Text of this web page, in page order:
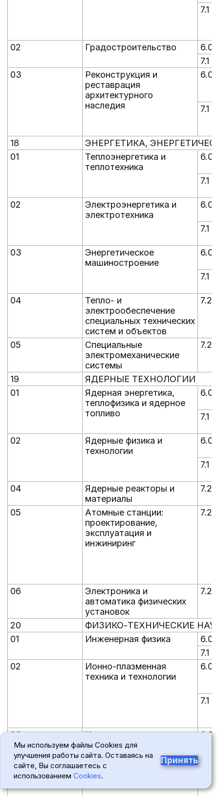
7.1
02 Градостроительство
6.0
7.1
03
Реконструкция и
реставрация
архитектурного
наследия
6.0
7.1
18
ЭНЕРГЕТИКА,
01
Теплоэнергетика и
теплотехника
6.0
7.1
02
Электроэнергетика и
электротехника
6.0
7.1
03
Энергетическое
машиностроение
6.0
7.1
04
Тепло- и
электрообеспечение
специальных технических
систем и объектов
7.2
05
Специальные
электромеханические
системы
7.2
19
ЯДЕРНЫЕ ТЕХНОЛОГИИ
01
Ядерная энергетика,
теплофизика и ядерное
топливо
6.0
7.1
02
Ядерные физика и
технологии
6.0
7.1
04
Ядерные реакторы и
материалы
7.2
05
Атомные станции:
проектирование,
эксплуатация и
инжиниринг
7.2
06
Электроника и
автоматика физических
установок
7.2
20
ФИЗИКО-ТЕХНИЧЕСКИЕ
01
Инженерная физика
6.0
7.1
02
Ионно-плазменная
техника и технологии
6.0
7.1
03
Холодильная, криогенная
техника и системы
жизнеобеспечения
6.0
7.1
Мы используем файлы Cookies для
улучшения работы сайта. Оставаясь на
сайте, Вы соглашаетесь с
использованием Cookies.
Принять